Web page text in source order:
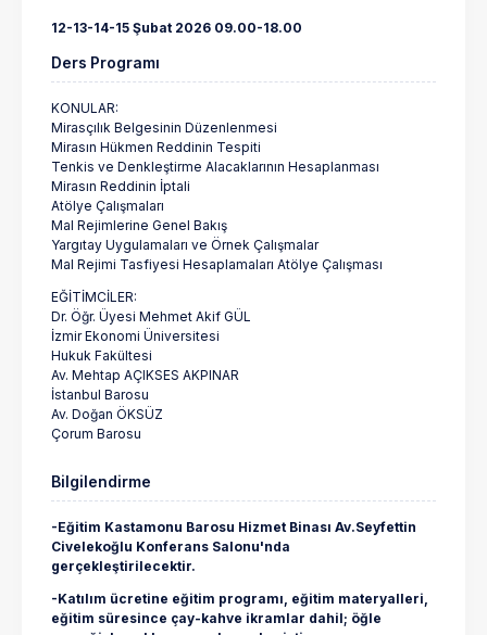
12-13-14-15 Şubat 2026 09.00-18.00
Ders Programı
KONULAR:
Mirasçılık Belgesinin Düzenlenmesi
Mirasın Hükmen Reddinin Tespiti
Tenkis ve Denkleştirme Alacaklarının Hesaplanması
Mirasın Reddinin İptali
Atölye Çalışmaları
Mal Rejimlerine Genel Bakış
Yargıtay Uygulamaları ve Örnek Çalışmalar
Mal Rejimi Tasfiyesi Hesaplamaları Atölye Çalışması
EĞİTİMCİLER:
Dr. Öğr. Üyesi Mehmet Akif GÜL
İzmir Ekonomi Üniversitesi
Hukuk Fakültesi
Av. Mehtap AÇIKSES AKPINAR
İstanbul Barosu
Av. Doğan ÖKSÜZ
Çorum Barosu
Bilgilendirme
-Eğitim Kastamonu Barosu Hizmet Binası Av.Seyfettin
Civelekoğlu Konferans Salonu'nda
gerçekleştirilecektir.
-Katılım ücretine eğitim programı, eğitim materyalleri,
eğitim süresince çay-kahve ikramlar dahil; öğle